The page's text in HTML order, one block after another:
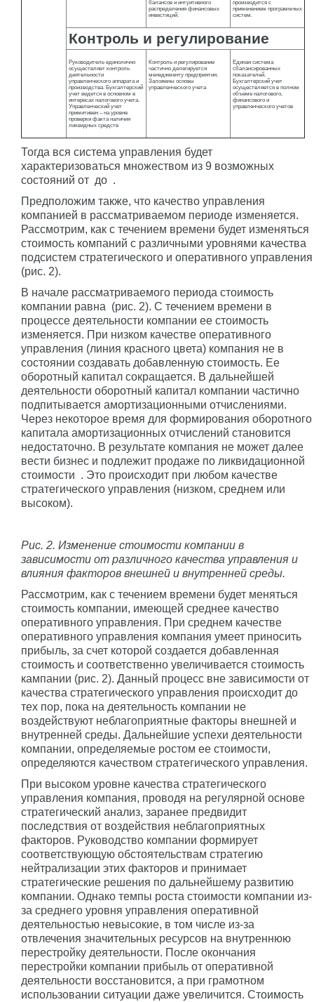
балансов и интуитивного
распределения финансовых
инвестиций.
производится с
применением программных
систем.
Контроль и регулирование
Руководитель единолично
осуществляет контроль
деятельности
управленческого аппарата и
производства. Бухгалтерский
учет ведется в основном в
интересах налогового учета.
Управленческий учет
примитивен – на уровне
проверки факта наличия
ликвидных средств
Контроль и регулирование
частично делегируется
менеджменту предприятия.
Заложены основы
управленческого учета
Единая система
сбалансированных
показателей.
Бухгалтерский учет
осуществляется в полном
объеме налогового,
финансового и
управленческого учетов
Тогда вся система управления будет
характеризоваться множеством из 9 возможных
состояний от до .
Предположим также, что качество управления
компанией в рассматриваемом периоде изменяется.
Рассмотрим, как с течением времени будет изменяться
стоимость компаний с различными уровнями качества
подсистем стратегического и оперативного управления
(рис. 2).
В начале рассматриваемого периода стоимость
компании равна (рис. 2). С течением времени в
процессе деятельности компании ее стоимость
изменяется. При низком качестве оперативного
управления (линия красного цвета) компания не в
состоянии создавать добавленную стоимость. Ее
оборотный капитал сокращается. В дальнейшей
деятельности оборотный капитал компании частично
подпитывается амортизационными отчислениями.
Через некоторое время для формирования оборотного
капитала амортизационных отчислений становится
недостаточно. В результате компания не может далее
вести бизнес и подлежит продаже по ликвидационной
стоимости . Это происходит при любом качестве
стратегического управления (низком, среднем или
высоком).
Рис. 2. Изменение стоимости компании в
зависимости от различного качества управления и
влияния факторов внешней и внутренней среды.
Рассмотрим, как с течением времени будет меняться
стоимость компании, имеющей среднее качество
оперативного управления. При среднем качестве
оперативного управления компания умеет приносить
прибыль, за счет которой создается добавленная
стоимость и соответственно увеличивается стоимость
кампании (рис. 2). Данный процесс вне зависимости от
качества стратегического управления происходит до
тех пор, пока на деятельность компании не
воздействуют неблагоприятные факторы внешней и
внутренней среды. Дальнейшие успехи деятельности
компании, определяемые ростом ее стоимости,
определяются качеством стратегического управления.
При высоком уровне качества стратегического
управления компания, проводя на регулярной основе
стратегический анализ, заранее предвидит
последствия от воздействия неблагоприятных
факторов. Руководство компании формирует
соответствующую обстоятельствам стратегию
нейтрализации этих факторов и принимает
стратегические решения по дальнейшему развитию
компании. Однако темпы роста стоимости компании из-
за среднего уровня управления оперативной
деятельностью невысокие, в том числе из-за
отвлечения значительных ресурсов на внутреннюю
перестройку деятельности. После окончания
перестройки компании прибыль от оперативной
деятельности восстановится, а при грамотном
использовании ситуации даже увеличится. Стоимость